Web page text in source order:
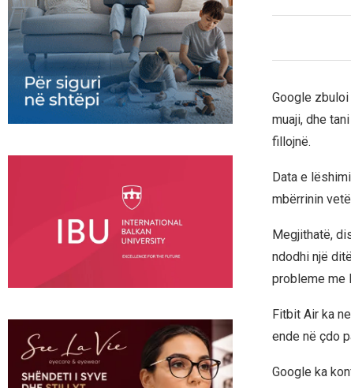
Google
muaji, dhe
fillojnë.
Data e
mbërrinin
Megjithatë,
ndodhi një
probleme me
Fitbit Air ka
ende në çdo
Google ka